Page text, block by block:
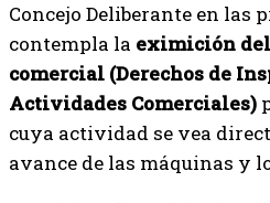
Concejo Deliberante en las
contempla la eximición del
comercial (Derechos de
Actividades Comerciales)
cuya actividad se vea
avance de las máquinas y